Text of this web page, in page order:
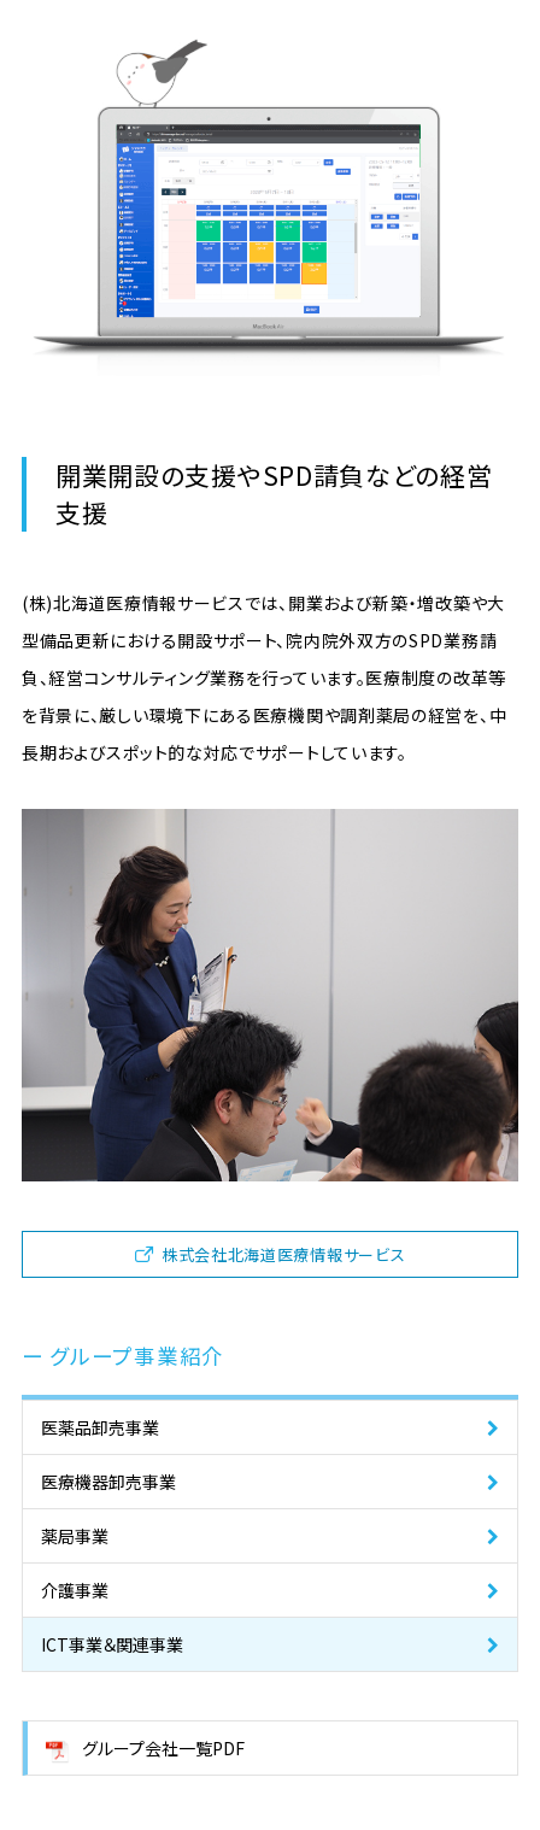
グループ事業紹介
医薬品卸売事業
医療機器卸売事業
薬局事業
介護事業
ICT事業＆関連事業
グループ会社一覧PDF
開業開設の支援やSPD請負などの経営
支援
(株)北海道医療情報サービスでは、開業および新築・増改築や大
型備品更新における開設サポート、院内院外双方のSPD業務請
負、経営コンサルティング業務を行っています。医療制度の改革等
を背景に、厳しい環境下にある医療機関や調剤薬局の経営を、中
長期およびスポット的な対応でサポートしています。
株式会社北海道医療情報サービス